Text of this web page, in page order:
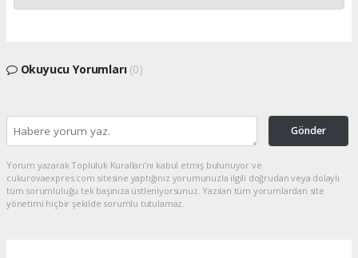
Okuyucu Yorumları (0)
Gönder
Yorum yazarak Topluluk Kuralları’nı kabul etmiş bulunuyor ve
cukurovaexpres.com sitesine yaptığınız yorumunuzla ilgili doğrudan veya dolaylı
tüm sorumluluğu tek başınıza üstleniyorsunuz. Yazılan tüm yorumlardan site
yönetimi hiçbir şekilde sorumlu tutulamaz.